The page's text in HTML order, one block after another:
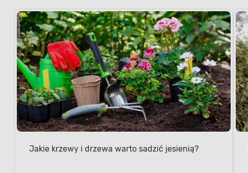
Jakie krzewy i drzewa warto sadzić jesienią?